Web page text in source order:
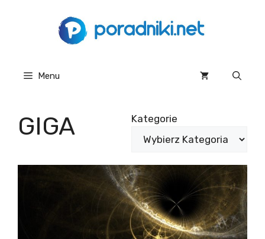
Menu
GIGA Kategorie